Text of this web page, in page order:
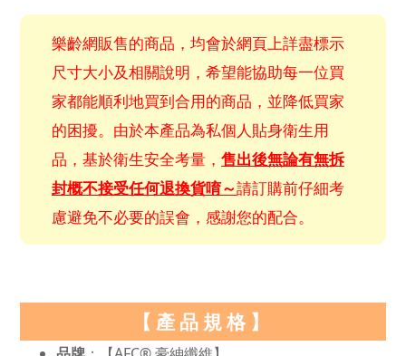
樂齡網販售的商品，均會於網頁上詳盡標示
尺寸大小及相關說明，希望能協助每一位買
家都能順利地買到合用的商品，並降低買家
的困擾。由於本產品為私個人貼身衛生用
品，基於衛生安全考量， 售出後無論有無拆
封概不接受任何退換貨唷～請訂購前仔細考
慮避免不必要的誤會，感謝您的配合。
【產品規格】